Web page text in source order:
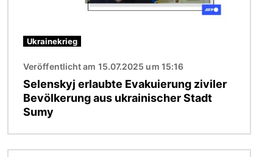
Ukrainekrieg
Veröffentlicht am 15.07.2025 um 15:16
Selenskyj erlaubte Evakuierung ziviler
Bevölkerung aus ukrainischer Stadt
Sumy